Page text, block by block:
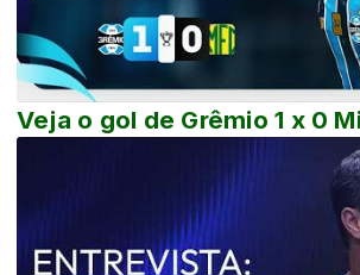
Veja o gol de Grêmio 1 x 0